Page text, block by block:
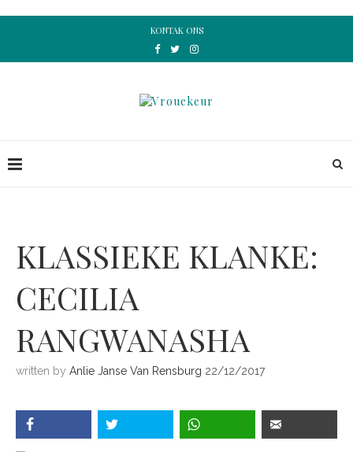
KONTAK ONS
KLASSIEKE KLANKE:
CECILIA
RANGWANASHA
written by Anlie Janse Van Rensburg 22/12/2017